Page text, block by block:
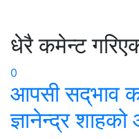
धेरै कमेन्ट
0
आपसी सद्‌भाव
ज्ञानेन्द्र शाहको